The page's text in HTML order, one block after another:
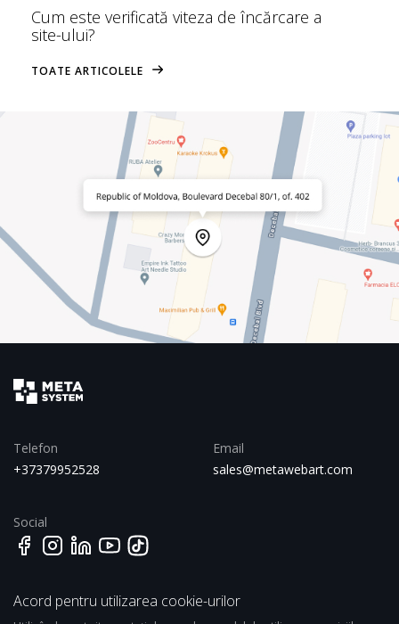
Cum este verificată viteza de încărcare a
site-ului?
TOATE ARTICOLELE
Telefon
+37379952528
Email
sales@metawebart.com
Social
Adresa
Acord pentru utilizarea cookie-urilor